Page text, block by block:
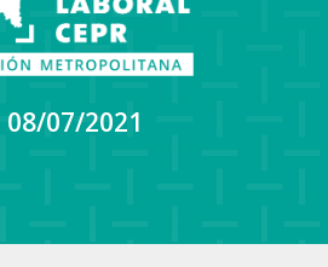
08/07/2021